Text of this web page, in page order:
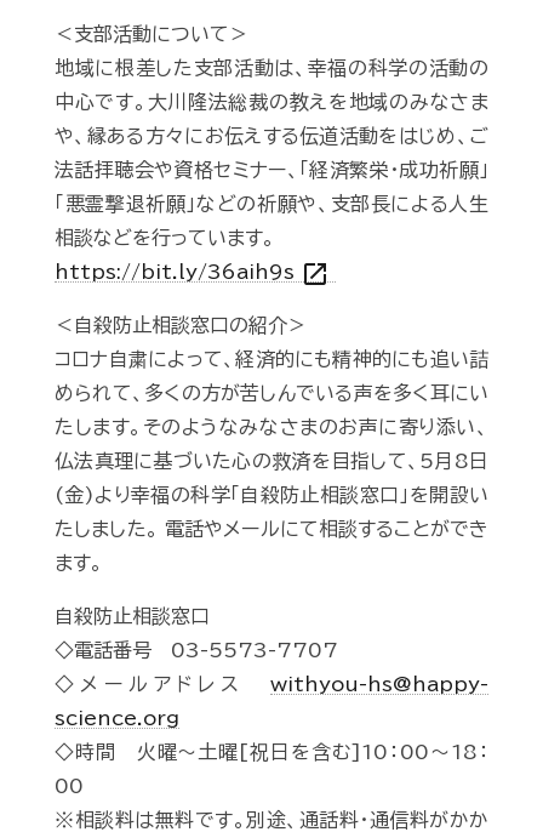
＜支部活動について＞
地域に根差した支部活動は、幸福の科学の活動の
中心です。大川隆法総裁の教えを地域のみなさま
や、縁ある方々にお伝えする伝道活動をはじめ、ご
法話拝聴会や資格セミナー、「経済繁栄・成功祈願」
「悪霊撃退祈願」などの祈願や、支部長による人生
相談などを行っています。
https://bit.ly/36aih9s open_in_new
＜自殺防止相談窓口の紹介＞
コロナ自粛によって、経済的にも精神的にも追い詰
められて、多くの方が苦しんでいる声を多く耳にい
たします。そのようなみなさまのお声に寄り添い、
仏法真理に基づいた心の救済を目指して、5月8日
(金)より幸福の科学「自殺防止相談窓口」を開設い
たしました。 電話やメールにて相談することができ
ます。
自殺防止相談窓口
◇電話番号 03-5573-7707
◇メールアドレス withyou-hs@happy-
science.org
◇時間 火曜～土曜[祝日を含む]10：00～18：
00
※相談料は無料です。別途、通話料・通信料がかか